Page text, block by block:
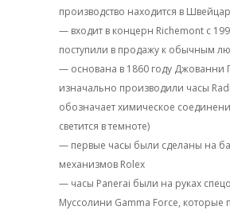
производство находится в
— входит в концерн Richemont с
поступили в продажу к обычным
— основана в 1860 году Джованни
изначально производили часы
обозначает химическое
светится в темноте)
— первые часы были сделаны на
механизмов Rolex
— часы Panerai были на руках
Муссолини Gamma Force, которые